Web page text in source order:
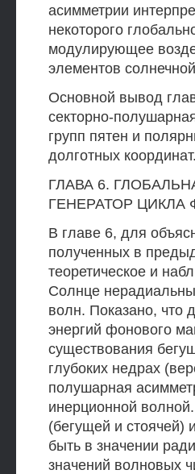
асимметрии
некоторого
модулирующее
элементов
Основной вывод
секторно-
групп пятен и
долготных
ГЛАВА 6.
ГЕНЕРАТОР
В главе 6, для
полученных в
теоретическое и
Солнце
волн. Показано, что
энергий фонового
существования
глубоких недрах
полушарная
инерционной
(бегущей и стоячей)
быть в значении
значений волновых